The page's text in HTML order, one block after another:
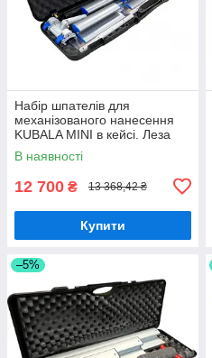
Набір шпателів для
механізованого нанесення
KUBALA MINI в кейсі. Леза
0,3 мм 300/600/800мм,
адаптер, подовжувач
В наявності
12 700 ₴ 13 368,42 ₴
Купити
–5%